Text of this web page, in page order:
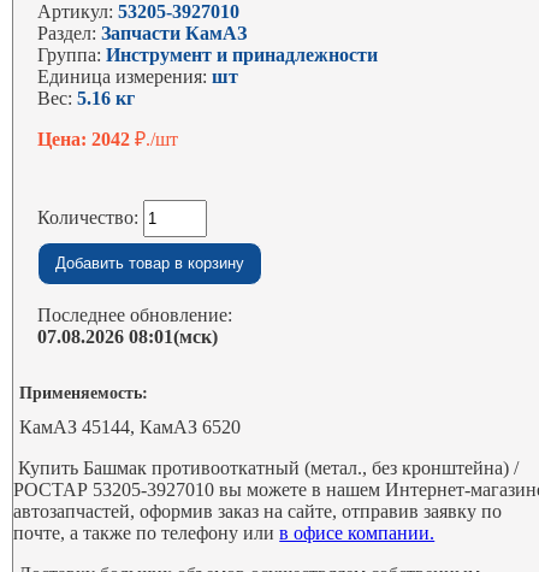
Артикул:53205-3927010
Раздел:Запчасти КамАЗ
Группа:Инструмент и принадлежности
Единица измерения:шт
Вес:5.16 кг
Цена: 2042₽./шт
Количество:
Последнее обновление:
07.08.2026 08:01(мск)
Применяемость:
КамАЗ 45144, КамАЗ 6520
Купить Башмак противооткатный (метал., без кронштейна) /
РОСТАР 53205-3927010 вы можете в нашем Интернет-
автозапчастей, оформив заказ на сайте, отправив заявку по
почте, а также по телефону илив офисе компании.